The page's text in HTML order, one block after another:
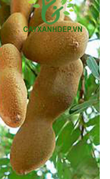
Cỏ Thảm (6)
Cây Ăn Trái (9)
Cây Giống Ăn Trái (30)
Phân Và Đất (5)
Dự Án (36)
Tây Ninh (1)
Bình Dương (1)
Long An (1)
Ninh Thuận (1)
Tiền Giang (1)
Lâm Đồng (1)
Tp Hồ Chí Minh (14)